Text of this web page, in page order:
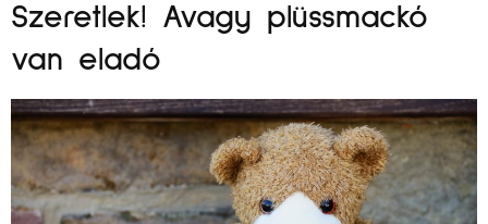
Szeretlek! Avagy plüssmackó
van eladó